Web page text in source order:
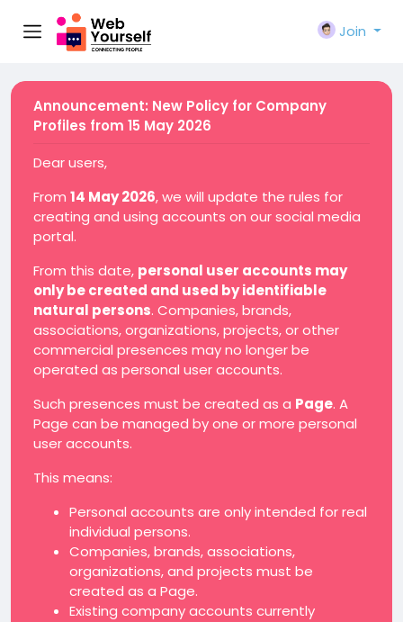
Join
Announcement: New Policy for Company
Profiles from 15 May 2026
Dear users,
From 14 May 2026, we will update the rules for
creating and using accounts on our social media
portal.
From this date, personal user accounts may
only be created and used by identifiable
natural persons. Companies, brands,
associations, organizations, projects, or other
commercial presences may no longer be
operated as personal user accounts.
Such presences must be created as a Page. A
Page can be managed by one or more personal
user accounts.
This means:
Personal accounts are only intended for real
individual persons.
Companies, brands, associations,
organizations, and projects must be
created as a Page.
Existing company accounts currently